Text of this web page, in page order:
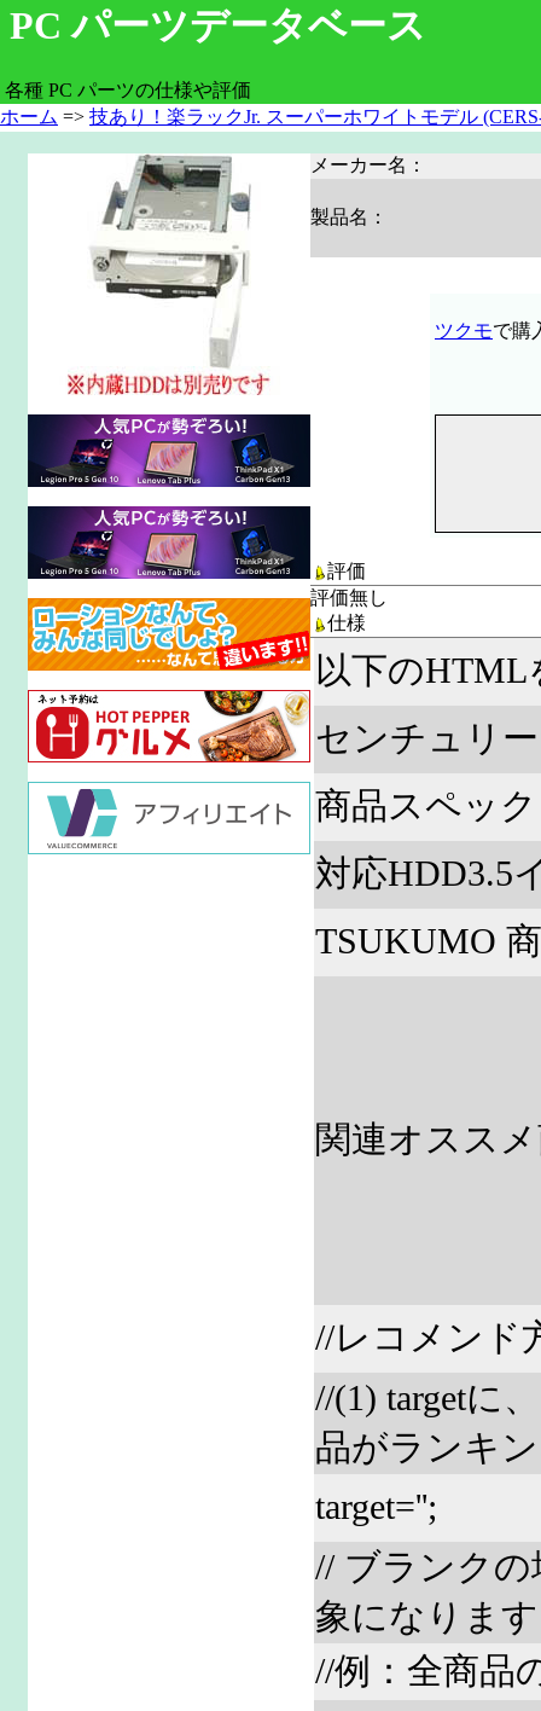
PC パーツデータベース
各種 PC パーツの仕様や評価
ホーム => 技あり！楽ラックJr. スーパーホワイトモデル
メーカー名：
製品名：
ツクモで購
評価
評価無し
仕様
以下のHTML
センチュリ
商品スペック
対応HDD3.5
TSUKUMO
関連オスス
//レコメンド
//(1) targetに
品がランキ
target='';
// ブランクの
象になりま
//例：全商品